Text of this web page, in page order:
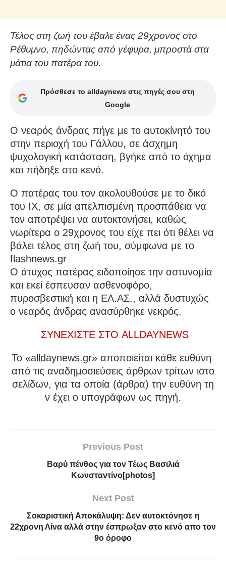
Τέλος στη ζωή του έβαλε ένας 29χρονος στο
Ρέθυμνο, πηδώντας από γέφυρα, μπροστά στα
μάτια του πατέρα του.
Πρόσθεσε το alldaynews στις πηγές σου στη
Google
Ο νεαρός άνδρας πήγε με το αυτοκίνητό του
στην περιοχή του Γάλλου, σε άσχημη
ψυχολογική κατάσταση, βγήκε από το όχημα
και πήδηξε στο κενό.
Ο πατέρας του τον ακολουθούσε με το δικό
του ΙΧ, σε μία απελπισμένη προσπάθεια να
τον αποτρέψει να αυτοκτονήσει, καθώς
νωρίτερα ο 29χρονος του είχε πει ότι θέλει να
βάλει τέλος στη ζωή του, σύμφωνα με τo
flashnews.gr
Ο άτυχος πατέρας ειδοποίησε την αστυνομία
και εκεί έσπευσαν ασθενοφόρο,
πυροσβεστική και η ΕΛ.ΑΣ., αλλά δυστυχώς
ο νεαρός άνδρας ανασύρθηκε νεκρός.
ΣΥΝΕΧΙΣΤΕ ΣΤΟ ALLDAYNEWS
To «alldaynews.gr» αποποιείται κάθε ευθύνη
από τις αναδημοσιεύσεις άρθρων τρίτων ιστο
σελίδων, για τα οποία (άρθρα) την ευθύνη τη
ν έχει ο υπογράφων ως πηγή.
Previous Post
Βαρύ πένθος για τον Τέως Βασιλιά
Κωνσταντίνο[photos]
Next Post
Σοκαριστική Αποκάλυψη: Δεν αυτοκτόνησε η
22χρονη Λίνα αλλά στην έσπρωξαν στο κενό απο τον
9ο όροφο